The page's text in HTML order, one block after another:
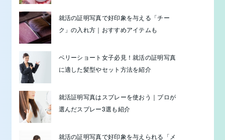
就活の証明写真で好印象を与える「チー
ク」の入れ方｜おすすめアイテムも
ベリーショート女子必見！就活の証明写真
に適した髪型やセット方法を紹介
就活証明写真はスプレーを使おう｜プロが
選んだスプレー3選も紹介
就活の証明写真で好印象を与えられる「メ